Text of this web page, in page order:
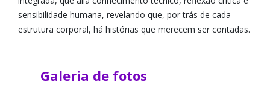
sensibilidade humana, revelando que, por trás de cada
estrutura corporal, há histórias que merecem ser contadas.
Galeria de fotos